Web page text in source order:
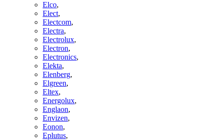
Elco,
Elect,
Electcom,
Electra,
Electrolux,
Electron,
Electronics,
Elekta,
Elenberg,
Elgreen,
Eltex,
Energolux,
Englaon,
Envizen,
Eonon,
Eplutus,